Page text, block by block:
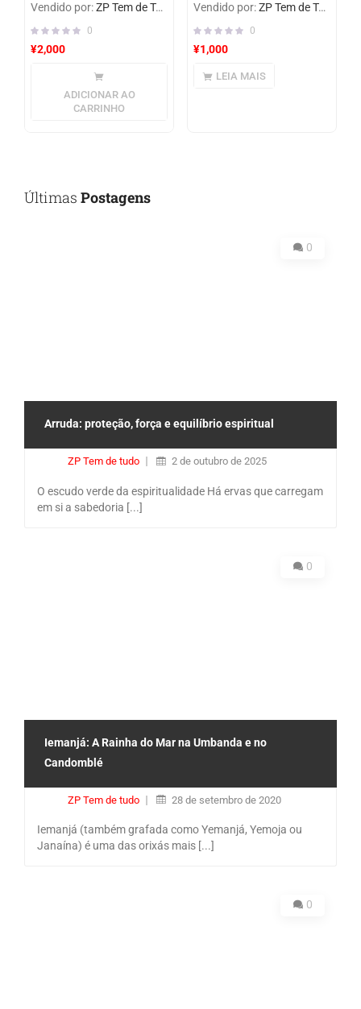
Vendido por:ZP Tem de Tudo
0
¥2,000
ADICIONAR AO
CARRINHO
Vendido por:ZP Tem de Tudo
0
¥1,000
LEIA MAIS
Últimas Postagens
0
Arruda: proteção, força e equilíbrio espiritual
ZP Tem de tudo 2 de outubro de 2025
O escudo verde da espiritualidade Há ervas que carregam
em si a sabedoria [...]
0
Iemanjá: A Rainha do Mar na Umbanda e no
Candomblé
ZP Tem de tudo 28 de setembro de 2020
Iemanjá (também grafada como Yemanjá, Yemoja ou
Janaína) é uma das orixás mais [...]
0